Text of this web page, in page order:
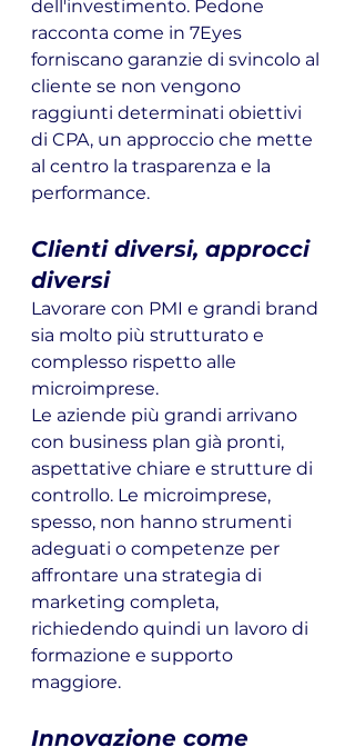
dell'investimento. Pedone
racconta come in 7Eyes
forniscano garanzie di svincolo al
cliente se non vengono
raggiunti determinati obiettivi
di CPA, un approccio che mette
al centro la trasparenza e la
performance.
Clienti diversi, approcci
diversi
Lavorare con PMI e grandi brand
sia molto più strutturato e
complesso rispetto alle
microimprese.
Le aziende più grandi arrivano
con business plan già pronti,
aspettative chiare e strutture di
controllo. Le microimprese,
spesso, non hanno strumenti
adeguati o competenze per
affrontare una strategia di
marketing completa,
richiedendo quindi un lavoro di
formazione e supporto
maggiore.
Innovazione come